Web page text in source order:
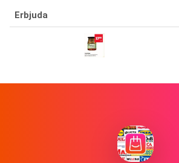
Erbjuda